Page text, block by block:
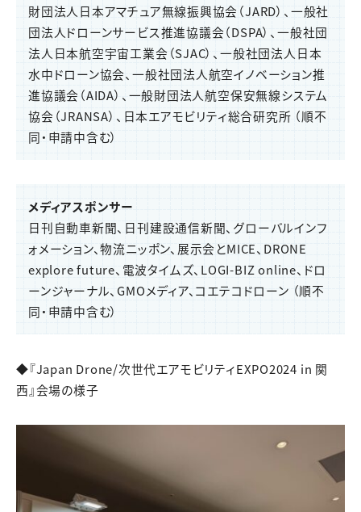
財団法人日本アマチュア無線振興協会（JARD）、一般社
団法人ドローンサービス推進協議会（DSPA）、一般社団
法人日本航空宇宙工業会（SJAC）、一般社団法人日本
水中ドローン協会、一般社団法人航空イノベーション推
進協議会（AIDA）、一般財団法人航空保安無線システム
協会（JRANSA）、日本エアモビリティ総合研究所 （順不
同・申請中含む）
メディアスポンサー
日刊自動車新聞、日刊建設通信新聞、グローバルインフ
ォメーション、物流ニッポン、展示会とMICE、DRONE
explore future、電波タイムズ、LOGI-BIZ online、ドロ
ーンジャーナル、GMOメディア、コエテコドローン （順不
同・申請中含む）
◆『Japan Drone/次世代エアモビリティEXPO2024 in 関
西』会場の様子